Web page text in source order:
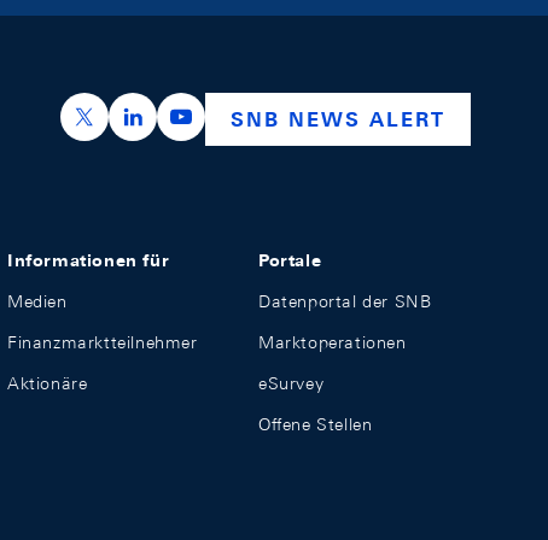
https://x.com/snb_bns
https://ch.linkedin.com/company/swiss-
https://www.youtube.com/
SNB NEWS ALERT
Informationen für
Medien
Finanzmarktteilnehmer
Aktionäre
Portale
Datenportal der SNB
Marktoperationen
eSurvey
Offene Stellen